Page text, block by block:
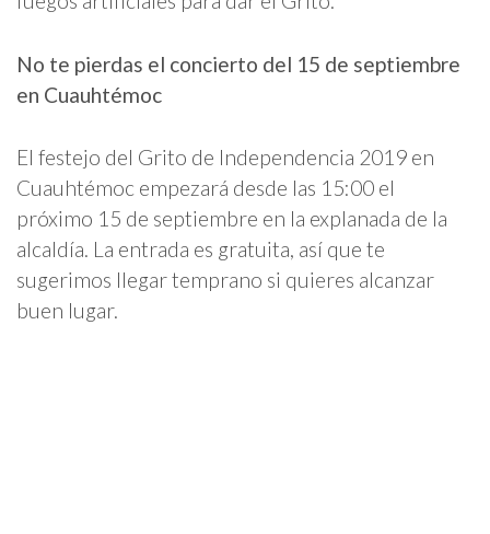
No te pierdas el concierto del 15 de septiembre
en Cuauhtémoc
El festejo del Grito de Independencia 2019 en
Cuauhtémoc empezará desde las 15:00 el
próximo 15 de septiembre en la explanada de la
alcaldía. La entrada es gratuita, así que te
sugerimos llegar temprano si quieres alcanzar
buen lugar.